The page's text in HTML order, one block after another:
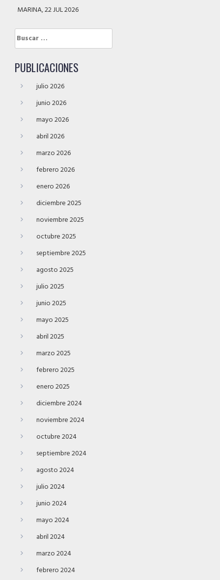
MARINA, 22 JUL 2026
Buscar:
PUBLICACIONES
julio 2026
junio 2026
mayo 2026
abril 2026
marzo 2026
febrero 2026
enero 2026
diciembre 2025
noviembre 2025
octubre 2025
septiembre 2025
agosto 2025
julio 2025
junio 2025
mayo 2025
abril 2025
marzo 2025
febrero 2025
enero 2025
diciembre 2024
noviembre 2024
octubre 2024
septiembre 2024
agosto 2024
julio 2024
junio 2024
mayo 2024
abril 2024
marzo 2024
febrero 2024